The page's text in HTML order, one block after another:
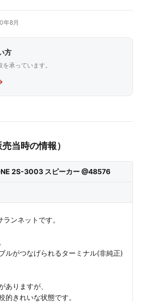
年8月
方
承っています。
当時の情報）
2S-3003 スピーカー @48576
ンネットです。
ルがつなげられるターミナル(非純正)
ありますが、
的きれいな状態です。